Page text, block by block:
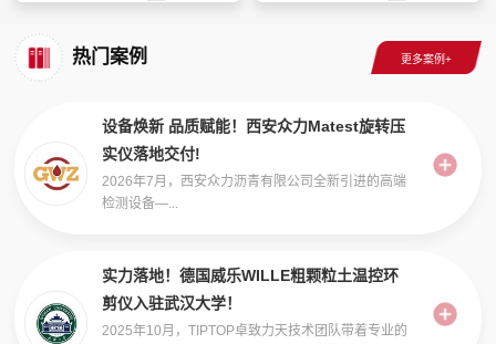
热门案例
设备焕新 品质赋能！西安众力Matest旋转压
实仪落地交付!
2026年7月，西安众力沥青有限公司全新引进的高端
检测设备—...
实力落地！德国威乐WILLE粗颗粒土温控环
剪仪入驻武汉大学！
2025年10月，TIPTOP卓致力天技术团队带着专业的